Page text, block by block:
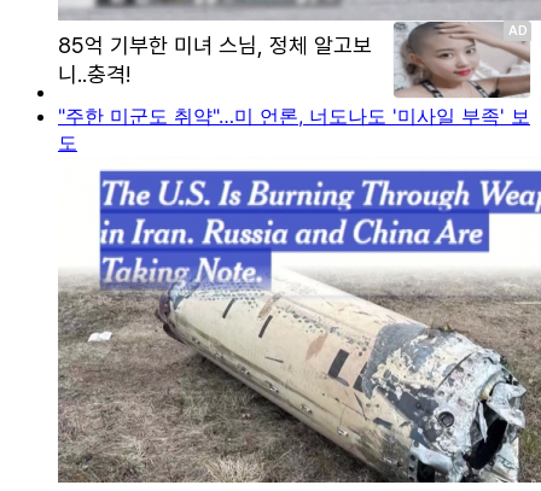
"주한 미군도 취약"…미 언론, 너도나도 '미사일 부족' 보
도